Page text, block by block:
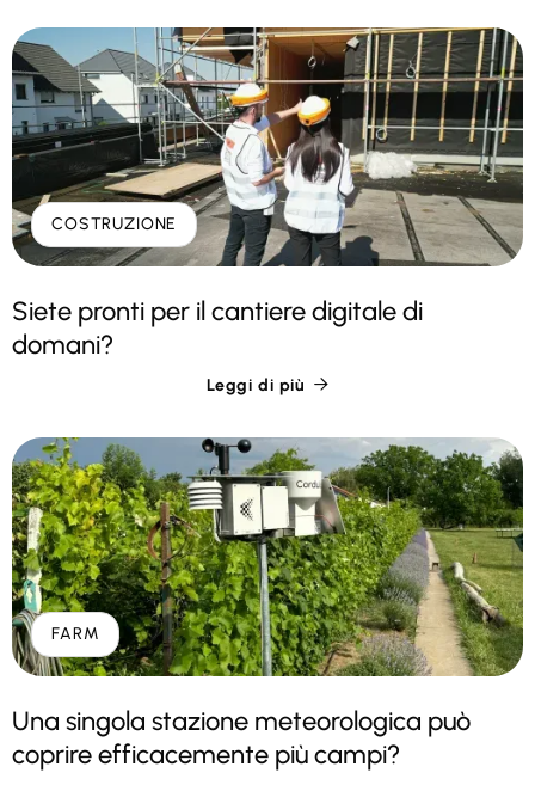
COSTRUZIONE
Siete pronti per il cantiere digitale di
domani?
Leggi di più 
FARM
Una singola stazione meteorologica può
coprire efficacemente più campi?